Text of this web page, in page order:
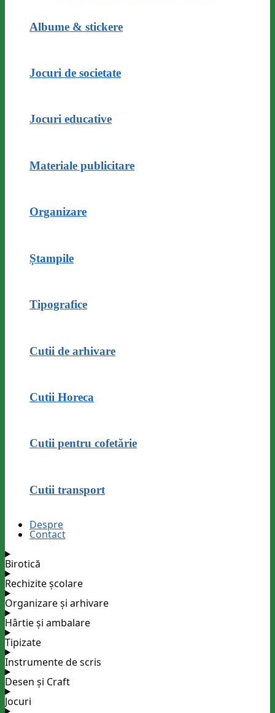
Albume & stickere
Jocuri de societate
Jocuri educative
Materiale publicitare
Organizare
Ștampile
Tipografice
Cutii de arhivare
Cutii Horeca
Cutii pentru cofetărie
Cutii transport
Despre
Contact
Birotică
Rechizite școlare
Organizare și arhivare
Hârtie și ambalare
Tipizate
Instrumente de scris
Desen și Craft
Jocuri